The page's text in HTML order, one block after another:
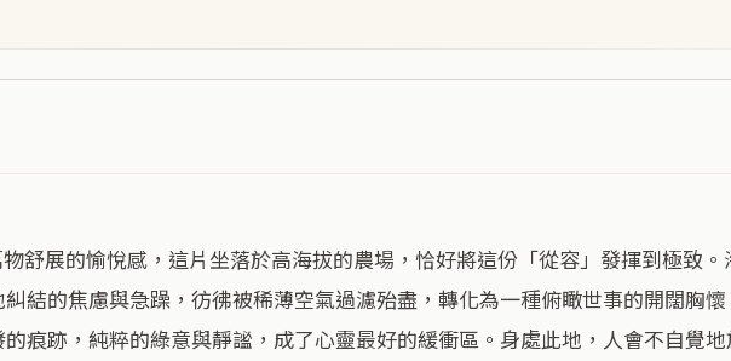
結的焦慮與急躁，彷彿被稀薄空氣過濾殆盡，轉化為一種俯瞰世事的開闊胸
痕跡，純粹的綠意與靜謐，成了心靈最好的緩衝區。身處此地，人會不自覺